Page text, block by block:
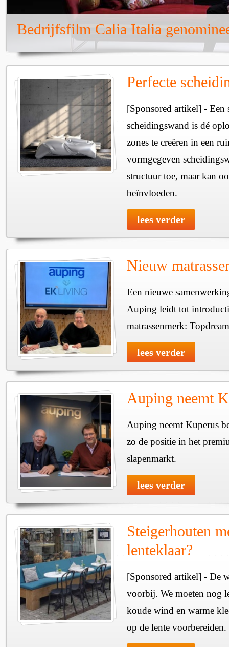
Bedrijfsfilm Calia Italia
Perfecte
[Sponsored artikel] - Een
scheidingswand is dé
zones te creëren in een
vormgegeven
structuur toe, maar kan
beïnvloeden.
lees verder
Nieuw
Een nieuwe
Auping leidt tot
matrassenmerk:
lees verder
Auping neemt
Auping neemt Kuperus
zo de positie in het
slapenmarkt.
lees verder
Steigerhouten
lenteklaar?
[Sponsored artikel] - De
voorbij. We moeten nog
koude wind en warme
op de lente voorbereiden.